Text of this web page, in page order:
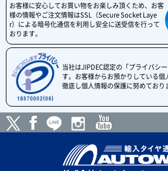
お客様に安心してお買い物をお楽しみ頂くため、お客
様の情報やご注文情報はSSL（Secure Socket Laye
r）による暗号化通信を利用し安全に送受信を行って
おります。
当社はJIPDEC認定の「プライバシ
す。お客様からお預かりしている
徹底し個人情報の保護に努めており